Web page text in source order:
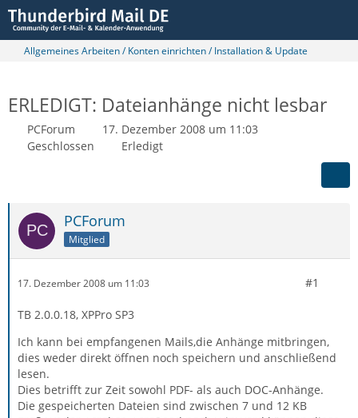
Allgemeines Arbeiten / Konten einrichten / Installation & Update
ERLEDIGT: Dateianhänge nicht lesbar
PCForum
17. Dezember 2008 um 11:03
Geschlossen
Erledigt
PCForum
Mitglied
17. Dezember 2008 um 11:03 #1
TB 2.0.0.18, XPPro SP3
Ich kann bei empfangenen Mails,die Anhänge mitbringen,
dies weder direkt öffnen noch speichern und anschließend
lesen.
Dies betrifft zur Zeit sowohl PDF- als auch DOC-Anhänge.
Die gespeicherten Dateien sind zwischen 7 und 12 KB